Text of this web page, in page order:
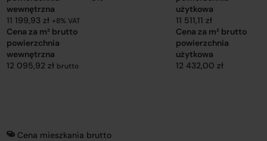
wewnętrzna
11 199,93 zł+8% VAT
użytkowa
11 511,11 zł
Cena za m² brutto
powierzchnia
wewnętrzna
12 095,92 zł brutto
Cena za m² brutto
powierzchnia
użytkowa
12 432,00 zł
Cena mieszkania brutto